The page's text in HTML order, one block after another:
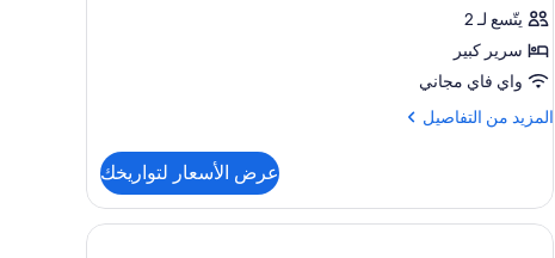
يتّسع لـ 2
سرير كبير
واي فاي مجاني
المزيد من التفاصيل
المزيد
Deluxe
King
Suite
عرض الأسعار لتواريخك